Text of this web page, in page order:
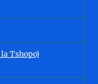
Tshopo)